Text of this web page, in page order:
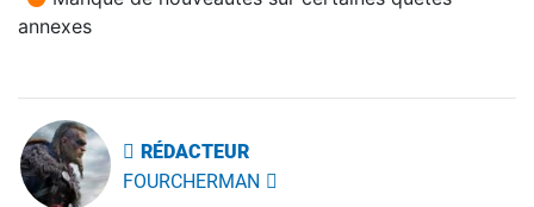
annexes
RÉDACTEUR
FOURCHERMAN